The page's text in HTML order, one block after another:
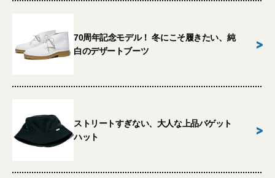
70周年記念モデル！ 冬にこそ履きたい、純
白のデザートブーツ
>
ストリートすぎない、大人な上品バゲット
ハット
>